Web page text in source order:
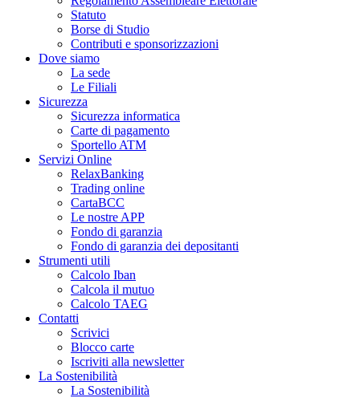
Statuto
Borse di Studio
Contributi e sponsorizzazioni
Dove siamo
La sede
Le Filiali
Sicurezza
Sicurezza informatica
Carte di pagamento
Sportello ATM
Servizi Online
RelaxBanking
Trading online
CartaBCC
Le nostre APP
Fondo di garanzia
Fondo di garanzia dei depositanti
Strumenti utili
Calcolo Iban
Calcola il mutuo
Calcolo TAEG
Contatti
Scrivici
Blocco carte
Iscriviti alla newsletter
La Sostenibilità
La Sostenibilità